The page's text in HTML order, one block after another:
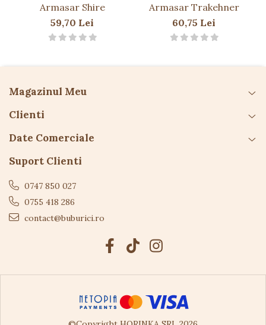
Armasar Shire
59,70 Lei
Armasar Trakehner
60,75 Lei
Magazinul Meu
Clienti
Date Comerciale
Suport Clienti
0747 850 027
0755 418 286
contact@buburici.ro